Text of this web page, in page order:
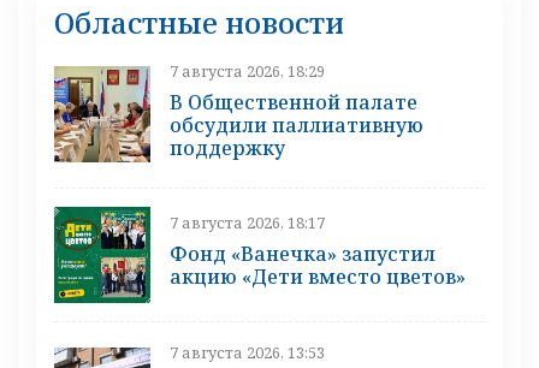
Областные новости
7 августа 2026, 18:29
В Общественной палате
обсудили паллиативную
поддержку
7 августа 2026, 18:17
Фонд «Ванечка» запустил
акцию «Дети вместо цветов»
7 августа 2026, 13:53